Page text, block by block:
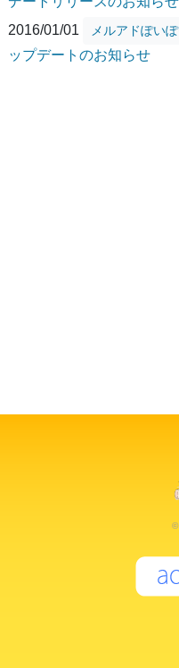
2016/01/01
メルアドぽい
ップデートのお知らせ
©